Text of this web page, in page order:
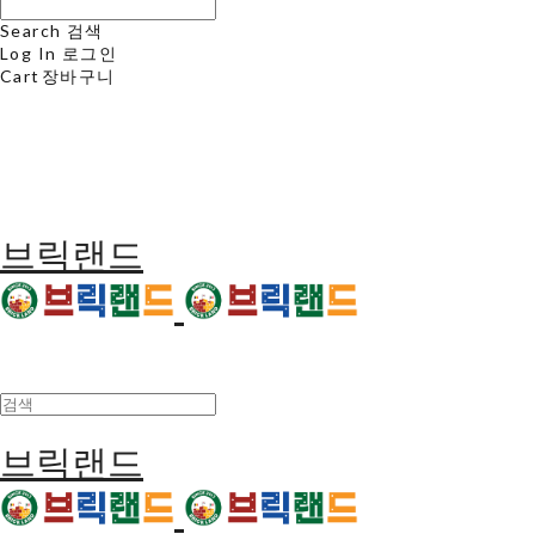
Search 검색
Log In 로그인
Cart 장바구니
브릭랜드
브릭랜드